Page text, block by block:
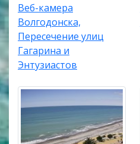
Веб-камера
Волгодонска,
Пересечение улиц
Гагарина и
Энтузиастов